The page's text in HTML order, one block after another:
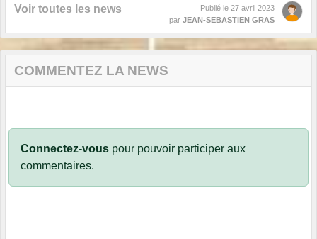
Voir toutes les news Publié le 27 avril 2023
par JEAN-SEBASTIEN GRAS
COMMENTEZ LA NEWS
Connectez-vous pour pouvoir participer aux
commentaires.